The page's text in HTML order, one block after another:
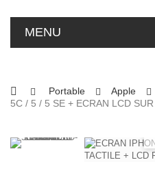
MENU
Portable Apple
5C / 5 / 5 SE + ECRAN LCD